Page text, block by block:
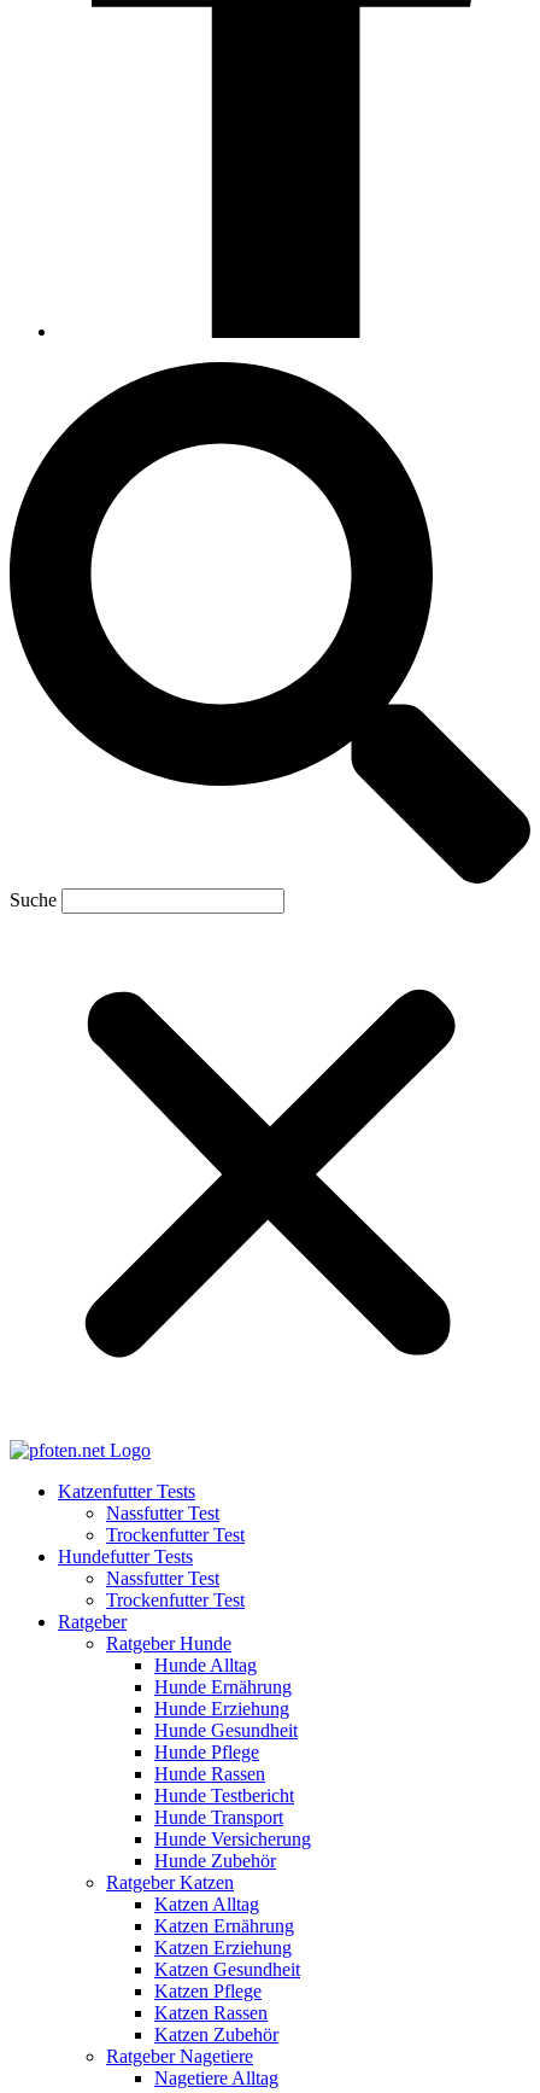
Suche
Katzenfutter Tests
Nassfutter Test
Trockenfutter Test
Hundefutter Tests
Nassfutter Test
Trockenfutter Test
Ratgeber
Ratgeber Hunde
Hunde Alltag
Hunde Ernährung
Hunde Erziehung
Hunde Gesundheit
Hunde Pflege
Hunde Rassen
Hunde Testbericht
Hunde Transport
Hunde Versicherung
Hunde Zubehör
Ratgeber Katzen
Katzen Alltag
Katzen Ernährung
Katzen Erziehung
Katzen Gesundheit
Katzen Pflege
Katzen Rassen
Katzen Zubehör
Ratgeber Nagetiere
Nagetiere Alltag